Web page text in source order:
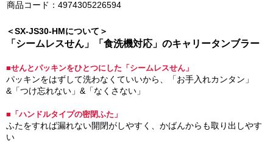
商品コード：4974305226594
＜SX-JS30-HMについて＞
「シームレスせん」「食洗機対応」のキャリータンブラー
■せんとパッキンをひとつにした「シームレスせん」
パッキンをはずして洗わなくていいから、「お手入れカンタン」
&「つけ忘れない」&「なくさない」
■「ハンドルタイプの密閉ふた」
ふたをすれば漏れない開閉がしやすく、かばんからも取り出しやす
い